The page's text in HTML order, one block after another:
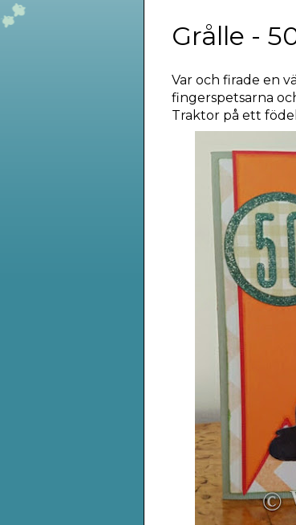
Grålle -
Var och firade en
fingerspetsarna
Traktor på ett